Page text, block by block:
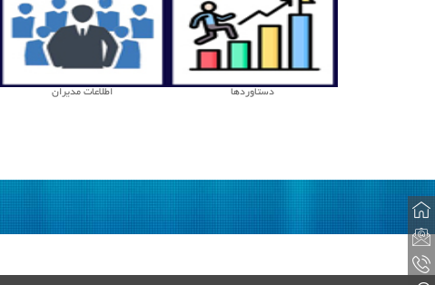
دستاوردها اطلاعات مدیران